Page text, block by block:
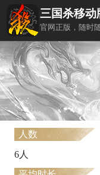
三国杀移动
官网正版，随时
返回
人数
6人